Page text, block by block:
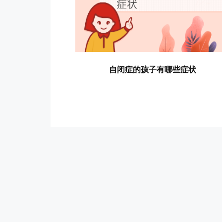
自闭症的孩子有哪些症状